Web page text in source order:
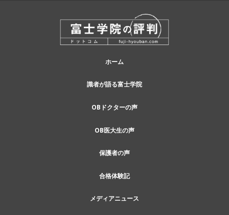
ホーム
識者が語る富士学院
OBドクターの声
OB医大生の声
保護者の声
合格体験記
メディアニュース